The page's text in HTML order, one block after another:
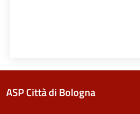
ASP Città di Bologna